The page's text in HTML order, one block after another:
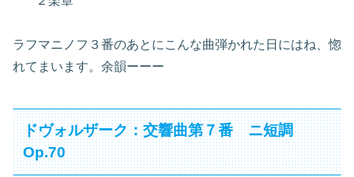
ラフマニノフ３番のあとにこんな曲弾かれた日にはね、惚
れてまいます。余韻ーーー
ドヴォルザーク：交響曲第７番 ニ短調
Op.70